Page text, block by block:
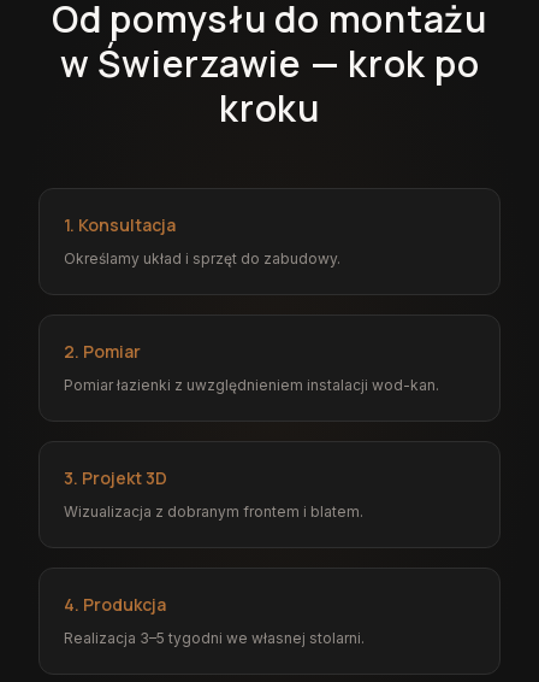
Od pomysłu do montażu
w Świerzawie — krok po
kroku
1. Konsultacja
Określamy układ i sprzęt do zabudowy.
2. Pomiar
Pomiar łazienki z uwzględnieniem instalacji wod-kan.
3. Projekt 3D
Wizualizacja z dobranym frontem i blatem.
4. Produkcja
Realizacja 3–5 tygodni we własnej stolarni.